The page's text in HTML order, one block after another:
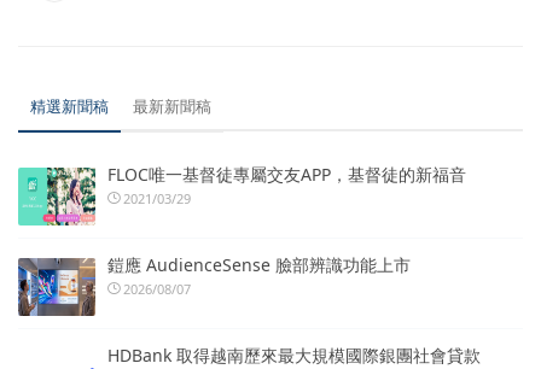
精選新聞稿 最新新聞稿
FLOC唯一基督徒專屬交友APP，基督徒的新福音
2021/03/29
鎧應 AudienceSense 臉部辨識功能上市
2026/08/07
HDBank 取得越南歷來最大規模國際銀團社會貸款